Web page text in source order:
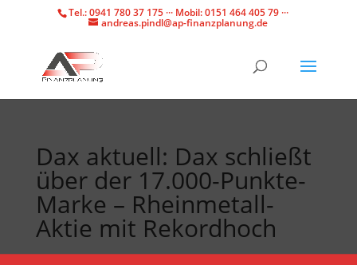
Tel.: 0941 780 37 175 ··· Mobil: 0151 464 405 79 ···
andreas.pindl@ap-finanzplanung.de
Dax aktuell: Dax schließt
über der 17.000-Punkte-
Marke – Rheinmetall-
Aktie mit Rekordhoch